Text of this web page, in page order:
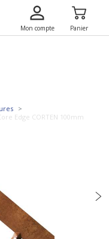
Mon compte Panier
Edge CORTEN 100mm